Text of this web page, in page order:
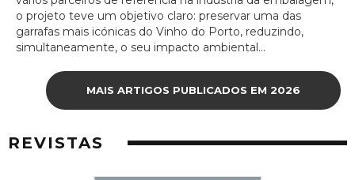
o projeto teve um objetivo claro: preservar uma das
garrafas mais icónicas do Vinho do Porto, reduzindo,
simultaneamente, o seu impacto ambiental...
MAIS ARTIGOS PUBLICADOS EM 2026
REVISTAS